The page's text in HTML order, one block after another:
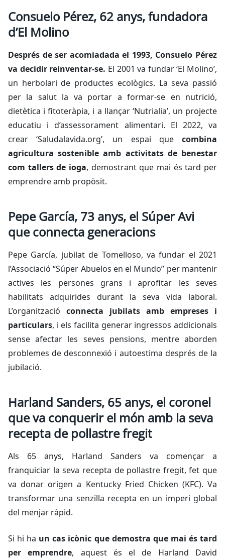
Consuelo Pérez, 62 anys, fundadora
d’El Molino
Després de ser acomiadada el 1993, Consuelo Pérez
va decidir reinventar-se. El 2001 va fundar ‘El Molino’,
un herbolari de productes ecològics. La seva passió
per la salut la va portar a formar-se en nutrició,
dietètica i fitoteràpia, i a llançar ‘Nutrialia’, un projecte
educatiu i d’assessorament alimentari. El 2022, va
crear ‘Saludalavida.org’, un espai que combina
agricultura sostenible amb activitats de benestar
com tallers de ioga, demostrant que mai és tard per
emprendre amb propòsit.
Pepe García, 73 anys, el Súper Avi
que connecta generacions
Pepe García, jubilat de Tomelloso, va fundar el 2021
l’Associació “Súper Abuelos en el Mundo” per mantenir
actives les persones grans i aprofitar les seves
habilitats adquirides durant la seva vida laboral.
L’organització connecta jubilats amb empreses i
particulars, i els facilita generar ingressos addicionals
sense afectar les seves pensions, mentre aborden
problemes de desconnexió i autoestima després de la
jubilació.
Harland Sanders, 65 anys, el coronel
que va conquerir el món amb la seva
recepta de pollastre fregit
Als 65 anys, Harland Sanders va començar a
franquiciar la seva recepta de pollastre fregit, fet que
va donar origen a Kentucky Fried Chicken (KFC). Va
transformar una senzilla recepta en un imperi global
del menjar ràpid.
Si hi ha un cas icònic que demostra que mai és tard
per emprendre, aquest és el de Harland David